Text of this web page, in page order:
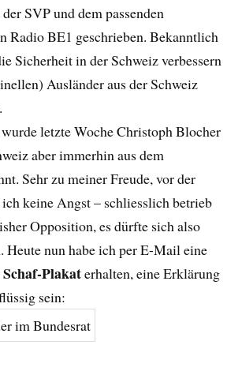
SVP und dem passenden
Radio BE1 geschrieben. Bekanntlich
Sicherheit in der Schweiz verbessern
Ausländer aus der Schweiz
letzte Woche Christoph Blocher
aber immerhin aus dem
Sehr zu meiner Freude, vor der
keine Angst – schliesslich betrieb
Opposition, es dürfte sich also
Heute nun habe ich per E-Mail eine
Plakaterhalten, eine Erklärung
sein: